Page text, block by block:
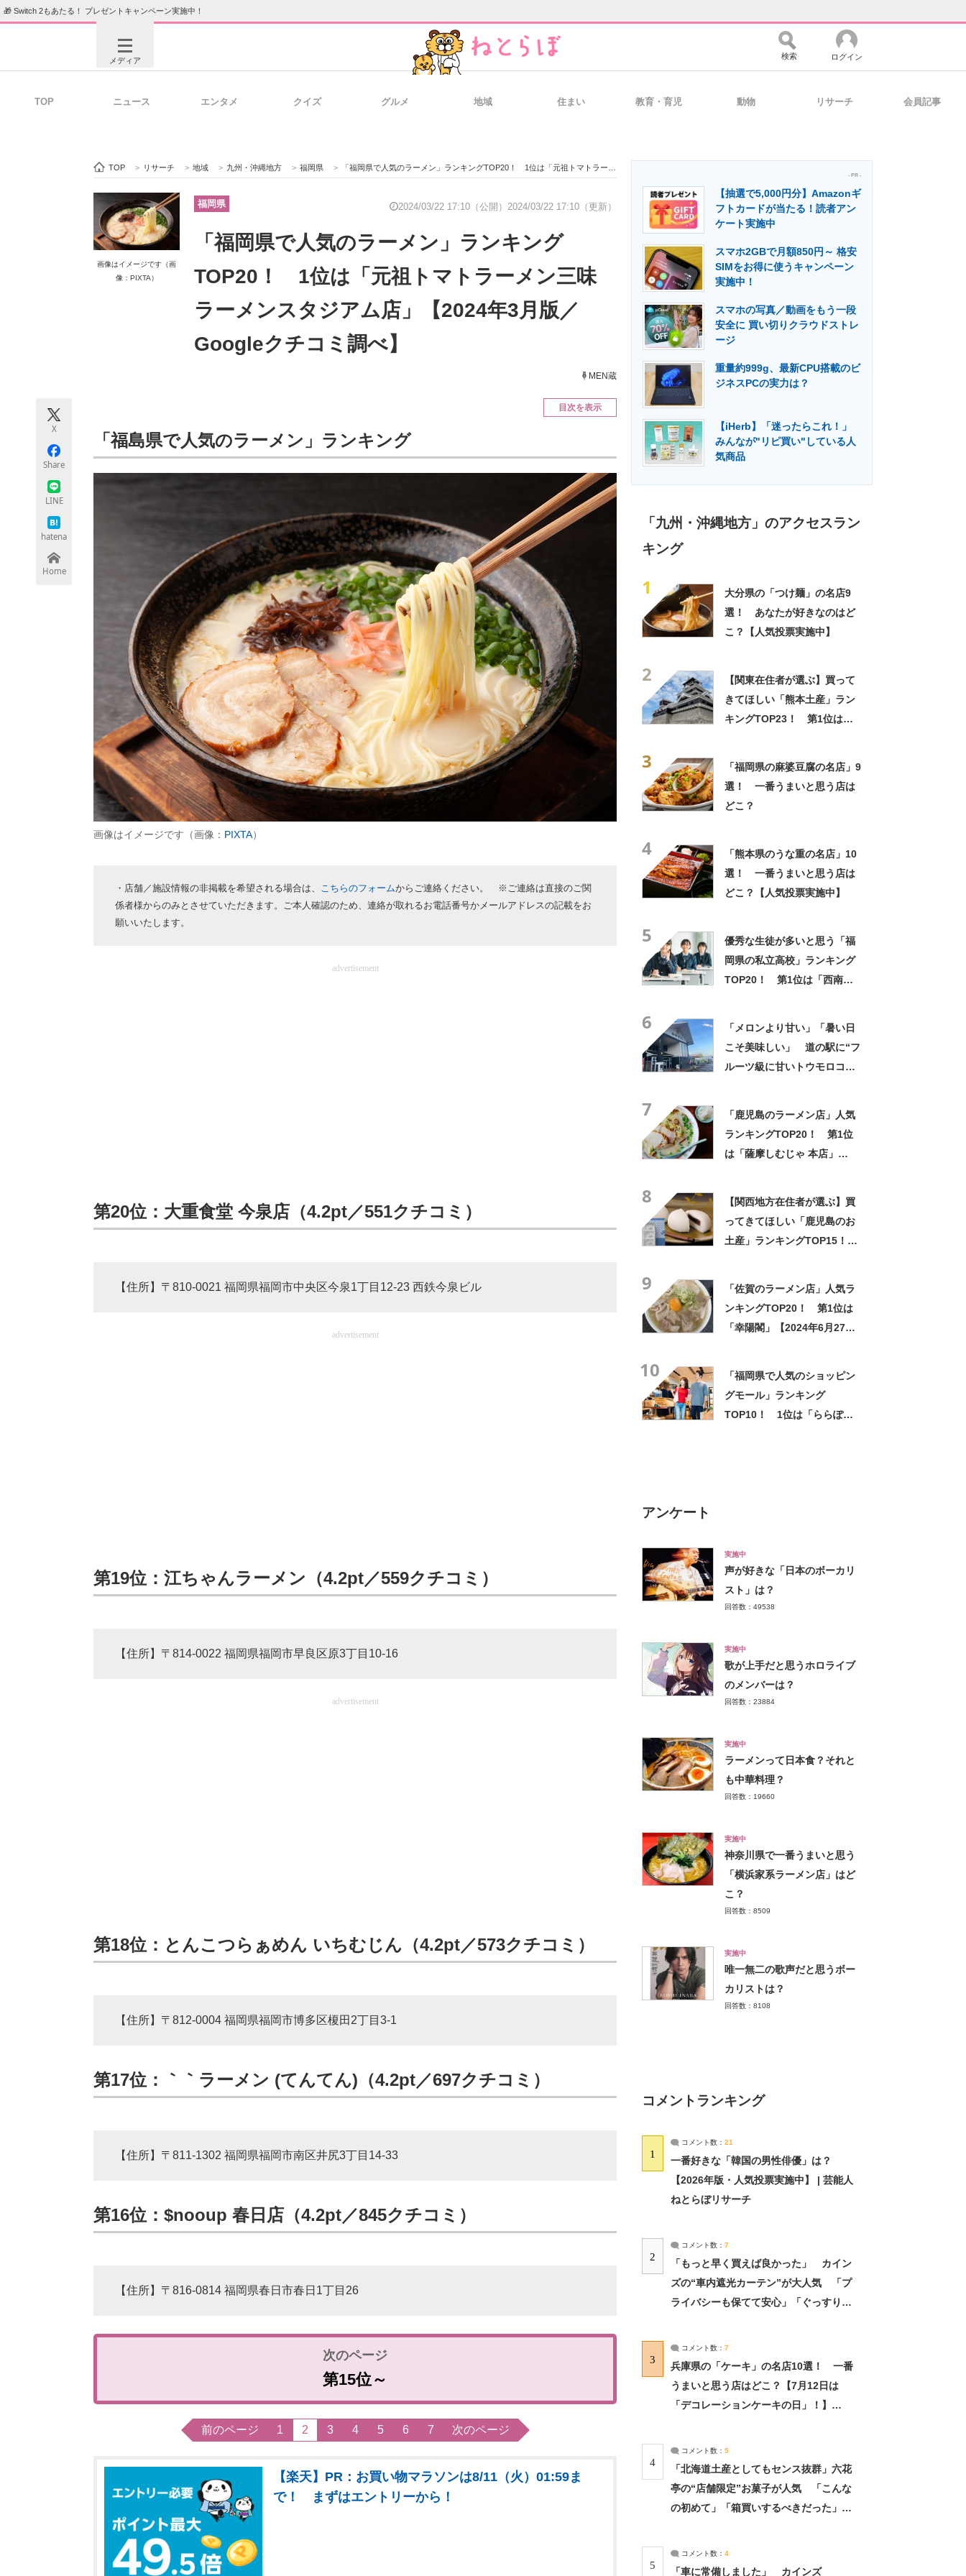
🎁 Switch 2もあたる！ プレゼントキャンペーン実施中！
メディア
ビジネスと働き方のヒント 経営リーダーのコミュニティ マーケ×ITの今がよく分かる
ITエンジニア向け専門サイト 製造業のIT導入・活用を支援
エレクトロニクス専門サイト エネルギーの専門メディア 建設×テクノロジーの最前線
検索 ログイン
TOP ニュース エンタメ クイズ グルメ 地域 住まい 教育・育児 動物 リサーチ 会員記事
TOP > リサーチ > 地域 > 九州・沖縄地方 > 福岡県 > 「福岡県で人気のラーメン」ランキングTOP20！ 1位は「元祖トマトラーメン三味 ラーメンスタジアム店」【2024年3月版／Googleクチコミ調べ】
画像はイメージです（画
像：PIXTA）
福岡県 2024/03/22 17:10（公開） 2024/03/22 17:10（更新）
「福岡県で人気のラーメン」ランキング
TOP20！ 1位は「元祖トマトラーメン三味
ラーメンスタジアム店」【2024年3月版／
Googleクチコミ調べ】
MEN蔵
X
Share
LINE
hatena
Home
目次を表示
「福島県で人気のラーメン」ランキング
画像はイメージです（画像： PIXTA）
・店舗／施設情報の非掲載を希望される場合は、 こちらのフォームからご連絡ください。 ※ご連絡は直接のご関
係者様からのみとさせていただきます。ご本人確認のため、連絡が取れるお電話番号かメールアドレスの記載をお
願いいたします。
advertisement
第20位：大重食堂 今泉店（4.2pt／551クチコミ）
【住所】〒810-0021 福岡県福岡市中央区今泉1丁目12-23 西鉄今泉ビル
advertisement
第19位：江ちゃんラーメン（4.2pt／559クチコミ）
【住所】〒814-0022 福岡県福岡市早良区原3丁目10-16
advertisement
第18位：とんこつらぁめん いちむじん（4.2pt／573クチコミ）
【住所】〒812-0004 福岡県福岡市博多区榎田2丁目3-1
第17位：｀｀ラーメン (てんてん)（4.2pt／697クチコミ）
【住所】〒811-1302 福岡県福岡市南区井尻3丁目14-33
第16位：$nooup 春日店（4.2pt／845クチコミ）
【住所】〒816-0814 福岡県春日市春日1丁目26
第15位～
前のページ 1 2 3 4 5 6 7 次のページ
【楽天】PR：お買い物マラソンは8/11（火）01:59ま
で！ まずはエントリーから！
- PR -
【抽選で5,000円分】Amazonギ
フトカードが当たる！読者アン
ケート実施中
スマホ2GBで月額850円～ 格安
SIMをお得に使うキャンペーン
実施中！
スマホの写真／動画をもう一段
安全に 買い切りクラウドストレ
ージ
重量約999g、最新CPU搭載のビ
ジネスPCの実力は？
【iHerb】「迷ったらこれ！」
みんなが"リピ買い"している人
気商品
「九州・沖縄地方」のアクセスラン
キング
1
大分県の「つけ麺」の名店9
選！ あなたが好きなのはど
こ？【人気投票実施中】
2
【関東在住者が選ぶ】買って
きてほしい「熊本土産」ラン
キングTOP23！ 第1位は
3
「福岡県の麻婆豆腐の名店」9
選！ 一番うまいと思う店は
どこ？
4
「熊本県のうな重の名店」10
選！ 一番うまいと思う店は
どこ？【人気投票実施中】
5
優秀な生徒が多いと思う「福
岡県の私立高校」ランキング
TOP20！ 第1位は「西南学
6
「メロンより甘い」「暑い日
こそ美味しい」 道の駅に“フ
ルーツ級に甘いトウモロコ
7
「鹿児島のラーメン店」人気
ランキングTOP20！ 第1位
は「薩摩しむじゃ 本店」
8
【関西地方在住者が選ぶ】買
ってきてほしい「鹿児島のお
土産」ランキングTOP15！
9
「佐賀のラーメン店」人気ラ
ンキングTOP20！ 第1位は
「幸陽閣」【2024年6月27日
10
「福岡県で人気のショッピン
グモール」ランキング
TOP10！ 1位は「ららぽー
アンケート
実施中
声が好きな「日本のボーカリ
スト」は？
回答数：49538
実施中
歌が上手だと思うホロライブ
のメンバーは？
回答数：23884
実施中
ラーメンって日本食？それと
も中華料理？
回答数：19660
実施中
神奈川県で一番うまいと思う
「横浜家系ラーメン店」はど
こ？
回答数：8509
実施中
唯一無二の歌声だと思うボー
カリストは？
回答数：8108
コメントランキング
1
コメント数： 21
一番好きな「韓国の男性俳優」は？
【2026年版・人気投票実施中】 | 芸能人
ねとらぼリサーチ
2
コメント数： 7
「もっと早く買えば良かった」 カイン
ズの“車内遮光カーテン”が大人気 「プ
ライバシーも保てて安心」「ぐっすり眠
3
コメント数： 7
兵庫県の「ケーキ」の名店10選！ 一番
うまいと思う店はどこ？【7月12日は
「デコレーションケーキの日」！】
4
コメント数： 5
「北海道土産としてもセンス抜群」六花
亭の“店舗限定”お菓子が人気 「こんな
の初めて」「箱買いするべきだった」
5
コメント数： 4
「車に常備しました」 カインズ